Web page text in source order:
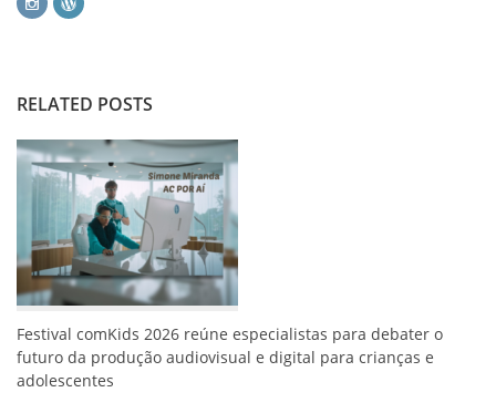
RELATED POSTS
Festival comKids 2026 reúne especialistas para debater o
futuro da produção audiovisual e digital para crianças e
adolescentes